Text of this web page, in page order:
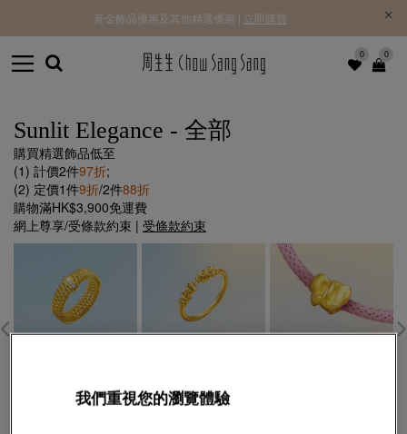
0 0
黃金飾品優惠及其他精選優惠 | 立即購買
Sunlit Elegance - 全部
購買精選飾品低至
(1) 計價2件97折;
(2) 定價1件9折/2件88折
購物滿HK$3,900免運費
網上尊享/受條款約束 | 受條款約束
我們重視您的瀏覽體驗